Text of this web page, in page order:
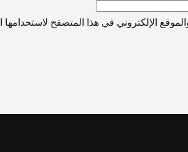
الإلكتروني في هذا المتصفح لاستخدامها